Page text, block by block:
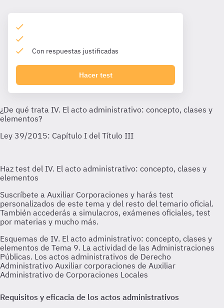
Con respuestas justificadas
Hacer test
Esquemas de IV. El acto administrativo: concepto, clases y
elementos de Tema 9. La actividad de las Administraciones
Públicas. Los actos administrativos de Derecho
Administrativo Auxiliar corporaciones de Auxiliar
Administrativo de Corporaciones Locales
Requisitos y eficacia de los actos administrativos